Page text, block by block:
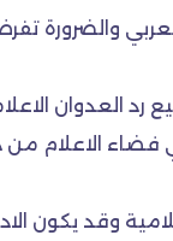
والضرورة تفرض
العدوان
فضاء الاعلام
وقد يكون